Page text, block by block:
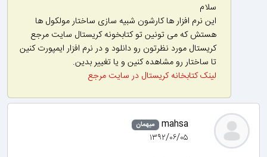
سلام
این نرم افزار ها کارشون شبیه سازی ساختار مولکول ها
هستش که می تونین تو کتابخونه کریستال سایت مرجع
کریستال مورد نظرتون رو دانلود و در نرم افزار ایمپورت کنین
تا ساختار رو مشاهده کنین و یا تغییر بدین.
لینک کتابخانه کریستال در سایت مرجع
mahsa میهمان
۱۳۹۲/۰۶/۰۵